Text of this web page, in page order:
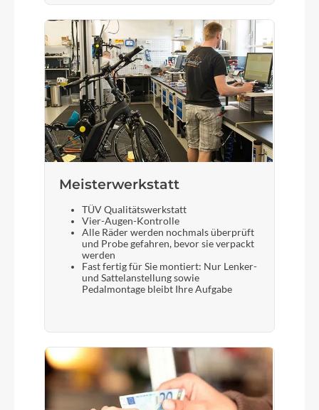
Meisterwerkstatt
TÜV Qualitätswerkstatt
Vier-Augen-Kontrolle
Alle Räder werden nochmals überprüft
und Probe gefahren, bevor sie verpackt
werden
Fast fertig für Sie montiert: Nur Lenker-
und Sattelanstellung sowie
Pedalmontage bleibt Ihre Aufgabe